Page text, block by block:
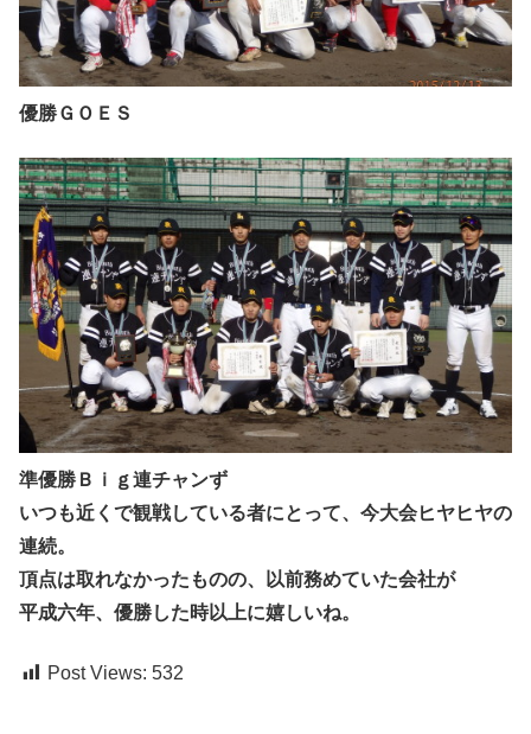
優勝ＧＯＥＳ
準優勝Ｂｉｇ連チャンず
いつも近くで観戦している者にとって、今大会ヒヤヒヤの
連続。
頂点は取れなかったものの、以前務めていた会社が
平成六年、優勝した時以上に嬉しいね。
Post Views: 532